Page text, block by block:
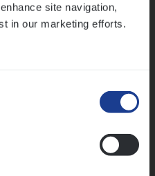
site navigation,
in our marketing efforts.
Aurélie elkaar
dossiers én droge